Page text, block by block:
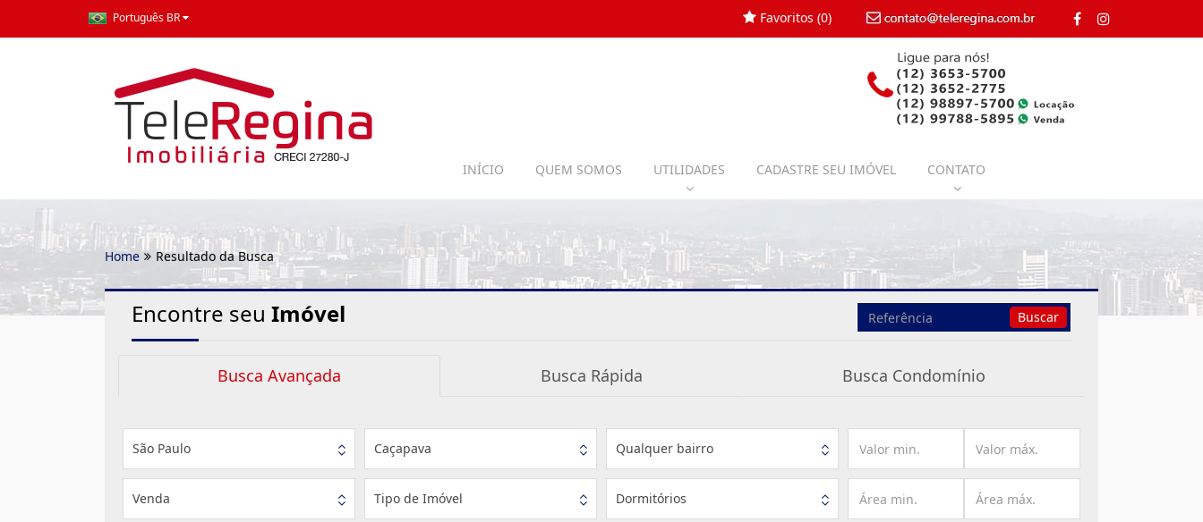
Português BR contato@teleregina.com.br
Favoritos (0)
INÍCIO QUEM SOMOS UTILIDADES CADASTRE SEU IMÓVEL CONTATO
Home Resultado da Busca
Encontre seu Imóvel
Busca
por
Buscar
Busca Avançada Busca Rápida Busca Condomínio
São Paulo Caçapava Qualquer bairro
Venda Tipo de Imóvel Dormitórios